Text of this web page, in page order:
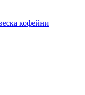
кофейни